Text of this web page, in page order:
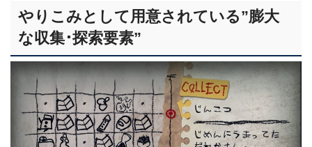
やりこみとして用意されている”膨大
な収集･探索要素”